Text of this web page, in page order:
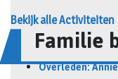
Bekijk alle Activiteiten
Familie
Overleden: